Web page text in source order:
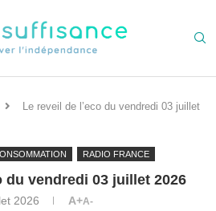
Le reveil de l’eco du vendredi 03 juillet
RADIO FRANCE
du vendredi 03 juillet 2026
2026 A+A-